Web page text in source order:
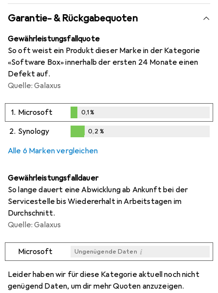
Garantie- & Rückgabequoten
Gewährleistungsfallquote
So oft weist ein Produkt dieser Marke in der Kategorie
«Software Box» innerhalb der ersten 24 Monate einen
Defekt auf.
Quelle: Galaxus
1. Microsoft
0,1%
0,1%
2. Synology 0,2 %
Alle 6 Marken vergleichen
Gewährleistungsfalldauer
So lange dauert eine Abwicklung ab Ankunft bei der
Servicestelle bis Wiedererhalt in Arbeitstagen im
Durchschnitt.
Quelle: Galaxus
Microsoft Ungenügende Daten i
Leider haben wir für diese Kategorie aktuell noch nicht
genügend Daten, um dir mehr Quoten anzuzeigen.